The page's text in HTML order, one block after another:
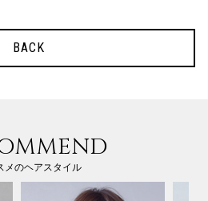
BACK
メのヘアスタイル